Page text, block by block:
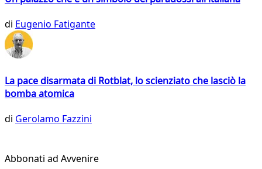
di Eugenio Fatigante
La pace disarmata di Rotblat, lo scienziato che lasciò la
bomba atomica
di Gerolamo Fazzini
Abbonati ad Avvenire